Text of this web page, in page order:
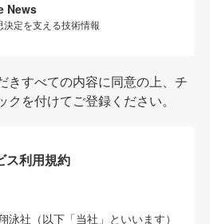
News
定を支える技術情報
きすべての内容に同意の上、チ
を付けてご登録ください。
ス利用規約
泳社（以下「当社」といいます）